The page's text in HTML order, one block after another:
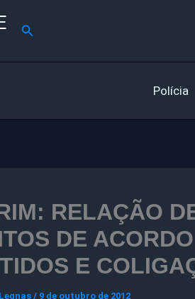
Pesquisar
Polícia
RELAÇÃO
DE
E
/ 9 de outubro de 2012